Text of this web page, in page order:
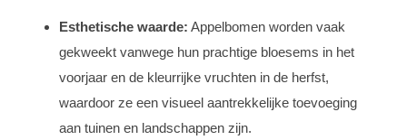
Esthetische waarde: Appelbomen worden vaak
gekweekt vanwege hun prachtige bloesems in het
voorjaar en de kleurrijke vruchten in de herfst,
waardoor ze een visueel aantrekkelijke toevoeging
aan tuinen en landschappen zijn.